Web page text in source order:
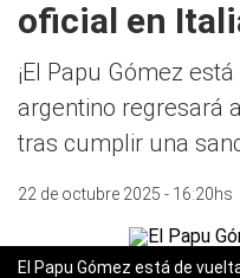
oficial en
¡El Papu Gómez
argentino regresará
tras cumplir una
22 de octubre 2025 - 16:20hs
El Papu Gómez está de